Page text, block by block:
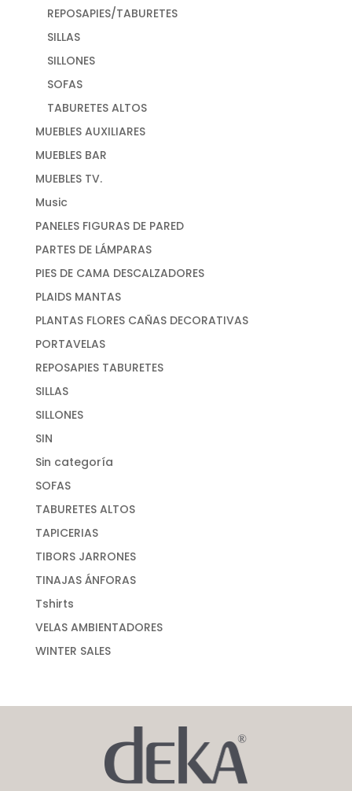
REPOSAPIES/TABURETES
SILLAS
SILLONES
SOFAS
TABURETES ALTOS
MUEBLES AUXILIARES
MUEBLES BAR
MUEBLES TV.
Music
PANELES FIGURAS DE PARED
PARTES DE LÁMPARAS
PIES DE CAMA DESCALZADORES
PLAIDS MANTAS
PLANTAS FLORES CAÑAS DECORATIVAS
PORTAVELAS
REPOSAPIES TABURETES
SILLAS
SILLONES
SIN
Sin categoría
SOFAS
TABURETES ALTOS
TAPICERIAS
TIBORS JARRONES
TINAJAS ÁNFORAS
Tshirts
VELAS AMBIENTADORES
WINTER SALES